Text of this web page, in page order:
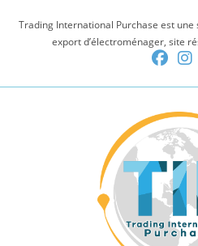
Trading International Purchase est une
export d’électroménager, site